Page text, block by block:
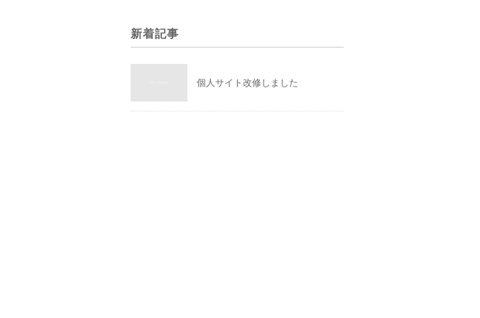
新着記事
個人サイト改修しました